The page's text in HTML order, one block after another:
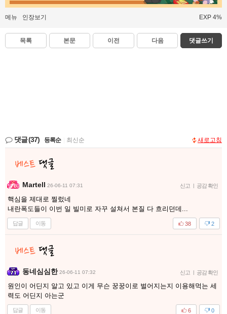
메뉴 인장보기 EXP 4%
목록 본문 이전 다음 댓글쓰기
댓글(37) 등록순 최신순 새로고침
Martell 26-06-11 07:31 신고 | 공감 확인
핵심을 제대로 찔렀네
내란폭도들이 이번 일 빌미로 자꾸 설쳐서 본질 다 흐리던데...
답글 이동 2
38
동네심심한 26-06-11 07:32 신고 | 공감 확인
원인이 어딘지 알고 있고 이게 무슨 꿍꿍이로 벌어지는지 이용해먹는 세
력도 어딘지 아는군
답글 이동 0
6